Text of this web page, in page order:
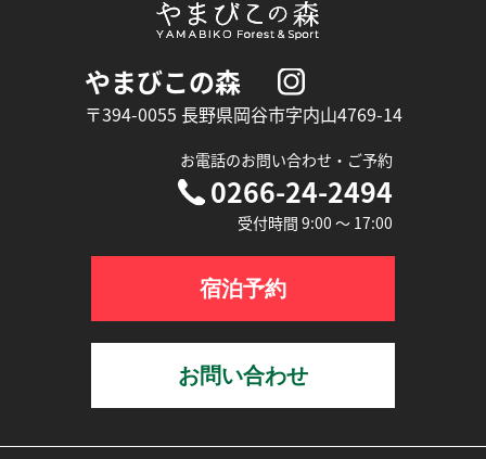
やまびこの森
〒394-0055 長野県岡谷市字内山4769-14
宿泊予約
お問い合わせ
お電話のお問い合わせ‧ご予約
0266-24-2494
受付時間 9:00 〜 17:00